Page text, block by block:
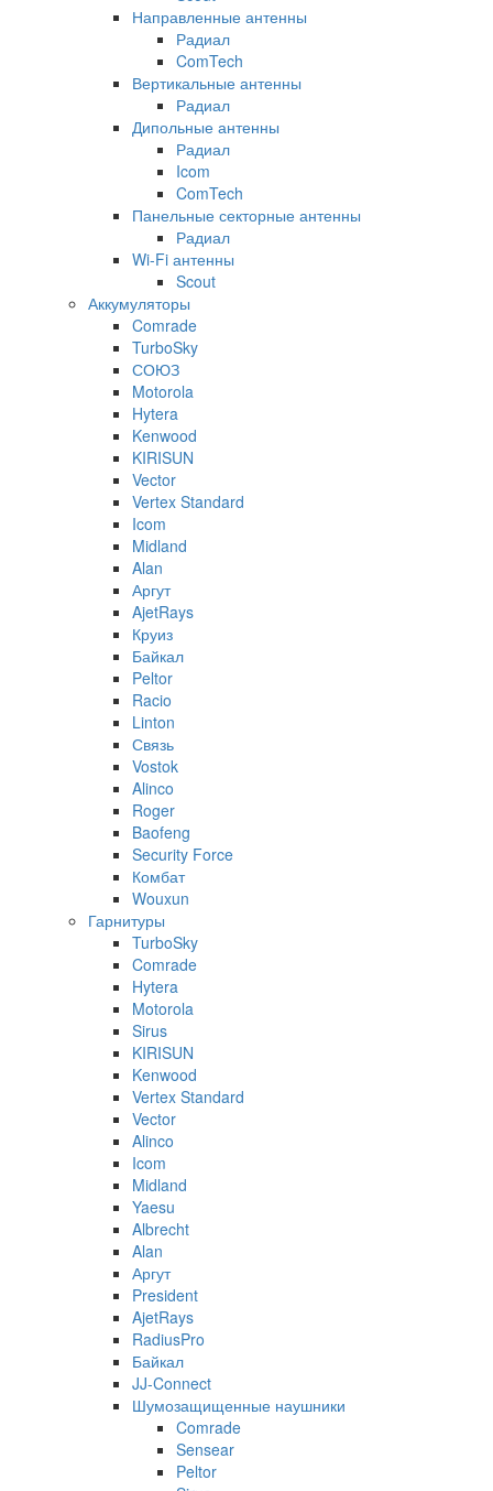
Направленные антенны
Радиал
ComTech
Вертикальные антенны
Радиал
Дипольные антенны
Радиал
Icom
ComTech
Панельные секторные антенны
Радиал
Wi-Fi антенны
Scout
Аккумуляторы
Comrade
TurboSky
СОЮЗ
Motorola
Hytera
Kenwood
KIRISUN
Vector
Vertex Standard
Icom
Midland
Alan
Аргут
AjetRays
Круиз
Байкал
Peltor
Racio
Linton
Связь
Vostok
Alinco
Roger
Baofeng
Security Force
Комбат
Wouxun
Гарнитуры
TurboSky
Comrade
Hytera
Motorola
Sirus
KIRISUN
Kenwood
Vertex Standard
Vector
Alinco
Icom
Midland
Yaesu
Albrecht
Alan
Аргут
President
AjetRays
RadiusPro
Байкал
JJ-Connect
Шумозащищенные наушники
Comrade
Sensear
Peltor